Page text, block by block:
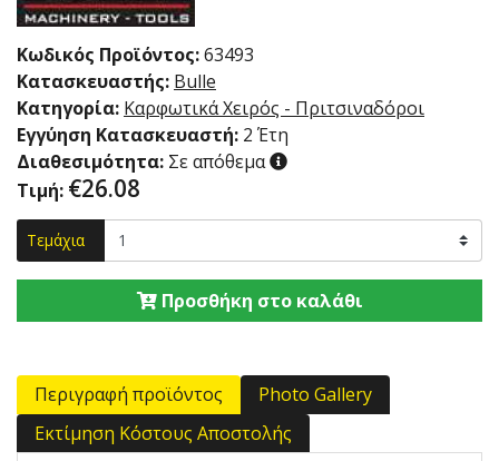
Κωδικός Προϊόντος:63493
Κατασκευαστής: Bulle
Κατηγορία: Καρφωτικά Χειρός - Πριτσιναδόροι
Εγγύηση Κατασκευαστή: 2 Έτη
Διαθεσιμότητα: Σε απόθεμα
Τιμή: €26.08
Τεμάχια
Προσθήκη στο καλάθι
Περιγραφή προϊόντος
Photo Gallery
Εκτίμηση Κόστους Αποστολής